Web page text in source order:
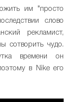
им "просто
слово
рекламист,
сотворить чудо.
времени он
в Nike его